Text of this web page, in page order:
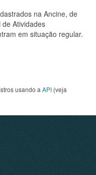
na Ancine, de
Atividades
em situação regular.
usando a API (veja